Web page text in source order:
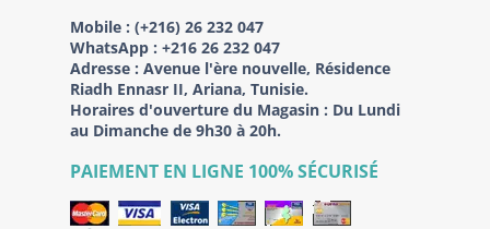
Mobile : (+216) 26 232 047
WhatsApp : +216 26 232 047
Adresse : Avenue l'ère nouvelle, Résidence
Riadh Ennasr II, Ariana, Tunisie.
Horaires d'ouverture du Magasin : Du Lundi
au Dimanche de 9h30 à 20h.
PAIEMENT EN LIGNE 100% SÉCURISÉ